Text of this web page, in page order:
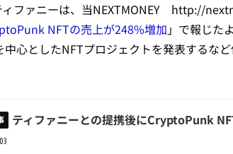
ィファニーは、当NEXTMONEY http://
NFTの売上が248%増加 」で報じた
心としたNFTプロジェクトを発表するな
ティファニーとの提携後にCryptoPunk